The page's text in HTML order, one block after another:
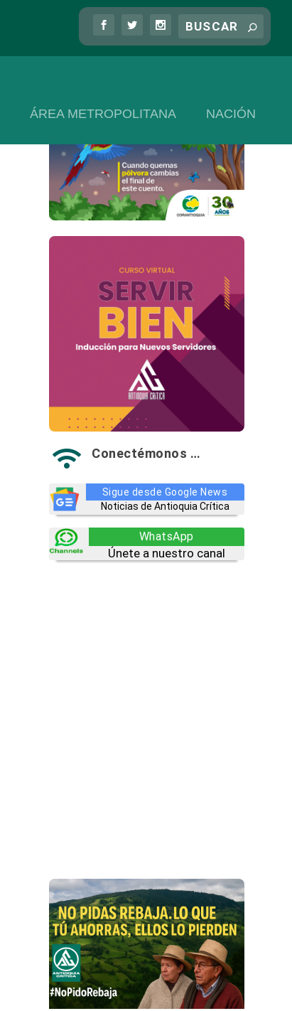
ÁREA METROPOLITANA NACIÓN
 Conectémonos …
Sigue desde Google News
Noticias de Antioquia Crítica
WhatsApp
Únete a nuestro canal